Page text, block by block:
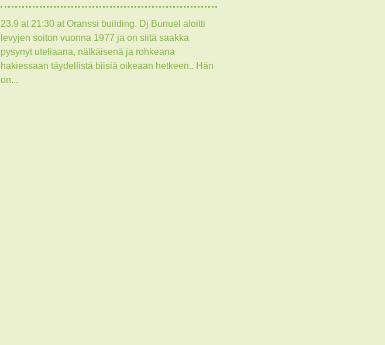
23.9 at 21:30 at Oranssi building. Dj Bunuel aloitti
levyjen soiton vuonna 1977 ja on siitä saakka
pysynyt uteliaana, nälkäisenä ja rohkeana
hakiessaan täydellistä biisiä oikeaan hetkeen.. Hän
on...